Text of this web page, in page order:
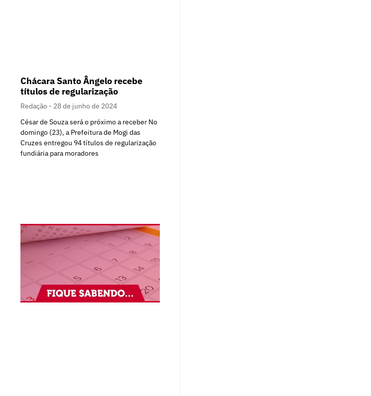
Chácara Santo Ângelo recebe
títulos de regularização
Redação
28 de junho de 2024
César de Souza será o próximo a receber No
domingo (23), a Prefeitura de Mogi das
Cruzes entregou 94 títulos de regularização
fundiária para moradores